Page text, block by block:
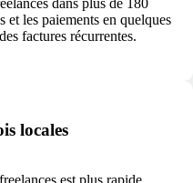
dans plus de 180
et les paiements en quelques
factures récurrentes.
locales
est plus rapide,